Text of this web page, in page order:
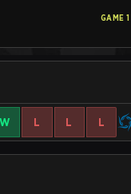
GAME 1
W L L L